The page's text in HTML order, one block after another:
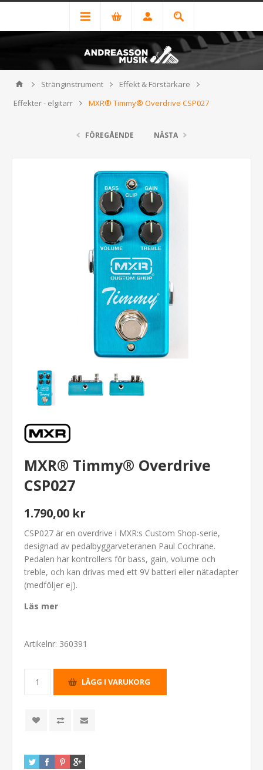
Stränginstrument
Effekt & Förstärkare
Effekter - elgitarr
MXR® Timmy® Overdrive CSP027
FÖREGÅENDE NÄSTA
MXR® Timmy® Overdrive
CSP027
1.790,00 kr
CSP027 är en overdrive i MXR:s Custom Shop-serie,
designad av pedalbyggarveteranen Paul Cochrane.
Pedalen har kontrollers för bass, gain, volume och
treble, och kan drivas med ett 9V batteri eller nätadapter
(medföljer ej).
Läs mer
Artikelnr: 360391